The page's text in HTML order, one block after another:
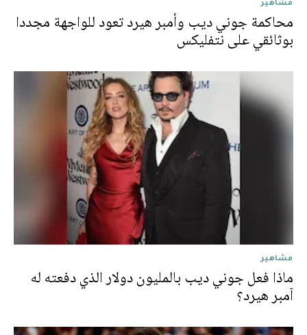
محاكمة جوني ديب وأمبر هيرد تعود للواجهة مجددا
بوثائقي على نتفليكس
مشاهير
ماذا فعل جوني ديب بالمليون دولار الذي دفعته له
آمبر هيرد؟